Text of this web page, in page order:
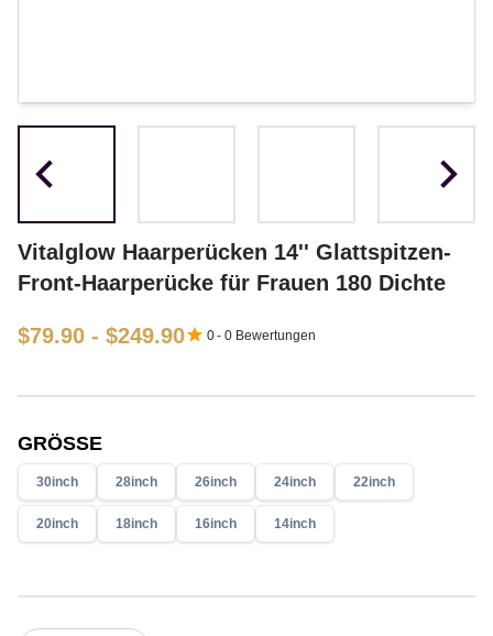
Vitalglow Haarperücken 14'' Glattspitzen-
Front-Haarperücke für Frauen 180 Dichte
$79.90 - $249.90 0- 0 Bewertungen
GRÖSSE
30inch 28inch 26inch 24inch 22inch
20inch 18inch 16inch 14inch